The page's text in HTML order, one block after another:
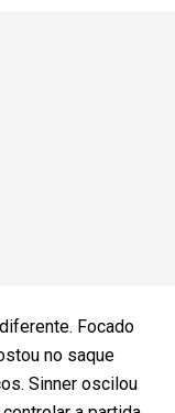
Focado
no saque
Sinner oscilou